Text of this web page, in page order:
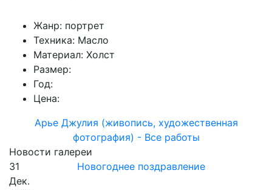
Жанр: портрет
Техника: Масло
Материал: Холст
Размер:
Год:
Цена:
Арье Джулия (живопись, художественная
фотография) - Все работы
Новости галереи
31
Дек.
Новогоднее поздравление